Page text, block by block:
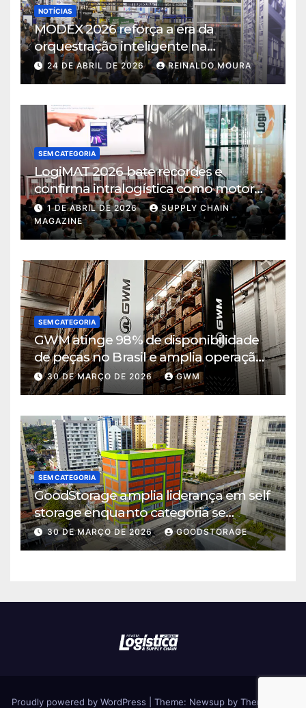
NOTÍCIAS
MODEX 2026 reforça a era da
orquestração inteligente na
intralogística
24 DE ABRIL DE 2026 REINALDO MOURA
SEM CATEGORIA
LogiMAT 2026 bate recordes e
confirma intralogística como motor
de decisão em tempos de incerteza
1 DE ABRIL DE 2026
SUPPLY CHAIN
MAGAZINE
SEM CATEGORIA
GWM atinge 98% de disponibilidade
de peças no Brasil e amplia operação
logística em Cajamar
30 DE MARÇO DE 2026 GWM
SEM CATEGORIA
GoodStorage amplia liderança em self
storage enquanto categoria se
consolida em São Paulo
30 DE MARÇO DE 2026 GOODSTORAGE
Proudly powered by WordPress Theme: Newsup by Themeansar